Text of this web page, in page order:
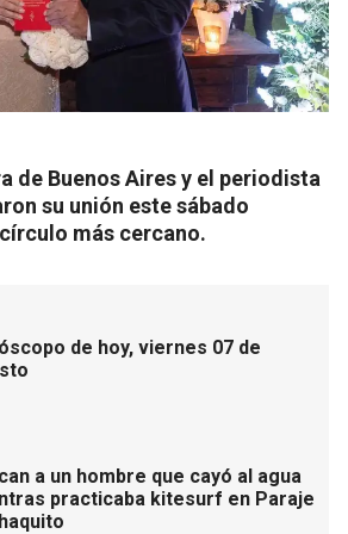
de Buenos Aires y el periodista
su unión este sábado
más cercano.
de hoy, viernes 07 de
a un hombre que cayó al agua
practicaba kitesurf en Paraje